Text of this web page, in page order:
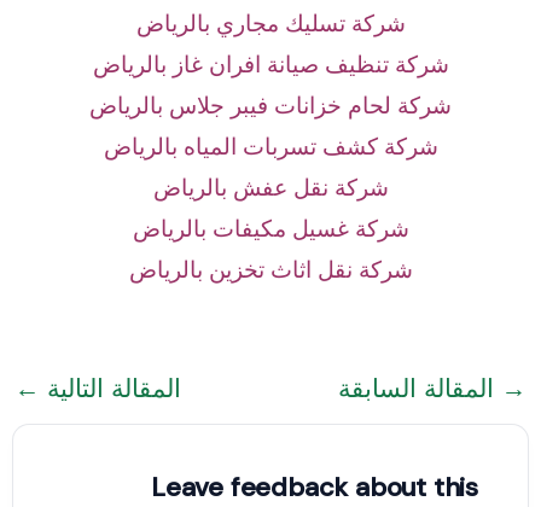
شركة تسليك مجاري بالرياض
شركة تنظيف صيانة افران غاز بالرياض
شركة لحام خزانات فيبر جلاس بالرياض
شركة كشف تسربات المياه بالرياض
شركة نقل عفش بالرياض
شركة غسيل مكيفات بالرياض
شركة نقل اثاث تخزين بالرياض
→ المقالة السابقة المقالة التالية ←
Leave feedback about this